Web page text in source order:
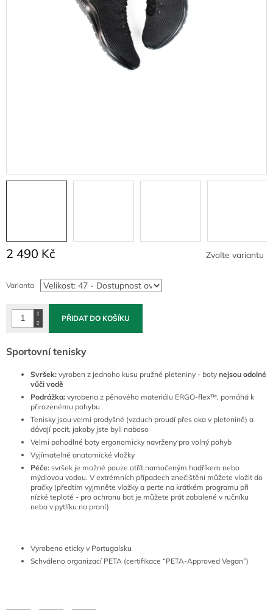
2 490 Kč
cena:
Zvolte variantu
Varianta
PŘIDAT DO KOŠÍKU
Sportovní tenisky
Svršek: vyroben z jednoho kusu pružné pleteniny - boty nejsou odolné
vůči vodě
Podrážka: vyrobena z pěnového materiálu ERGO-flex™, pomáhá k
přirozenému pohybu
Tenisky jsou velmi prodyšné (vzduch proudí přes oka v pletenině) a
dávají pocit, jakoby jste byli naboso
Velmi pohodlné boty ergonomicky navrženy pro volný pohyb
Vyjímatelné anatomické vložky
Péče: svršek je možné pouze otřít namočeným hadříkem nebo
mýdlovou vodou. V extrémních případech znečištění můžete vložit do
pračky (předtím vyjmněte vložky a perte na krátkém programu při
nízké teplotě - pro ochranu bot je můžete prát zabalené v ručníku
nebo v pytlíku na praní)
Vyrobeno eticky v Portugalsku
Schváleno organizací PETA (certifikace “PETA-Approved Vegan”)